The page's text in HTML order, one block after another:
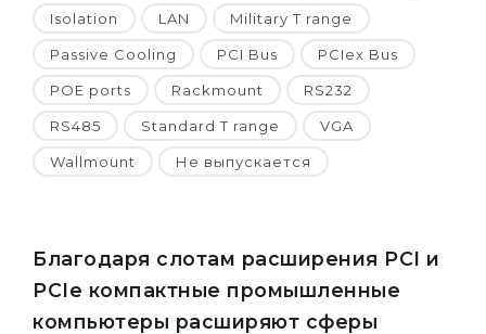
Isolation LAN Military T range
Passive Cooling PCI Bus PCIex Bus
POE ports Rackmount RS232
RS485 Standard T range VGA
Wallmount Не выпускается
Благодаря слотам расширения PCI и
PCIe компактные промышленные
компьютеры расширяют сферы